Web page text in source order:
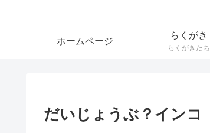
ホームページ
らくがき
らくがきたち
だいじょうぶ？インコ